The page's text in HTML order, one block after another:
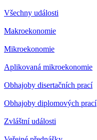
Všechny události
Makroekonomie
Mikroekonomie
Aplikovaná mikroekonomie
Obhajoby disertačních prací
Obhajoby diplomových prací
Zvláštní události